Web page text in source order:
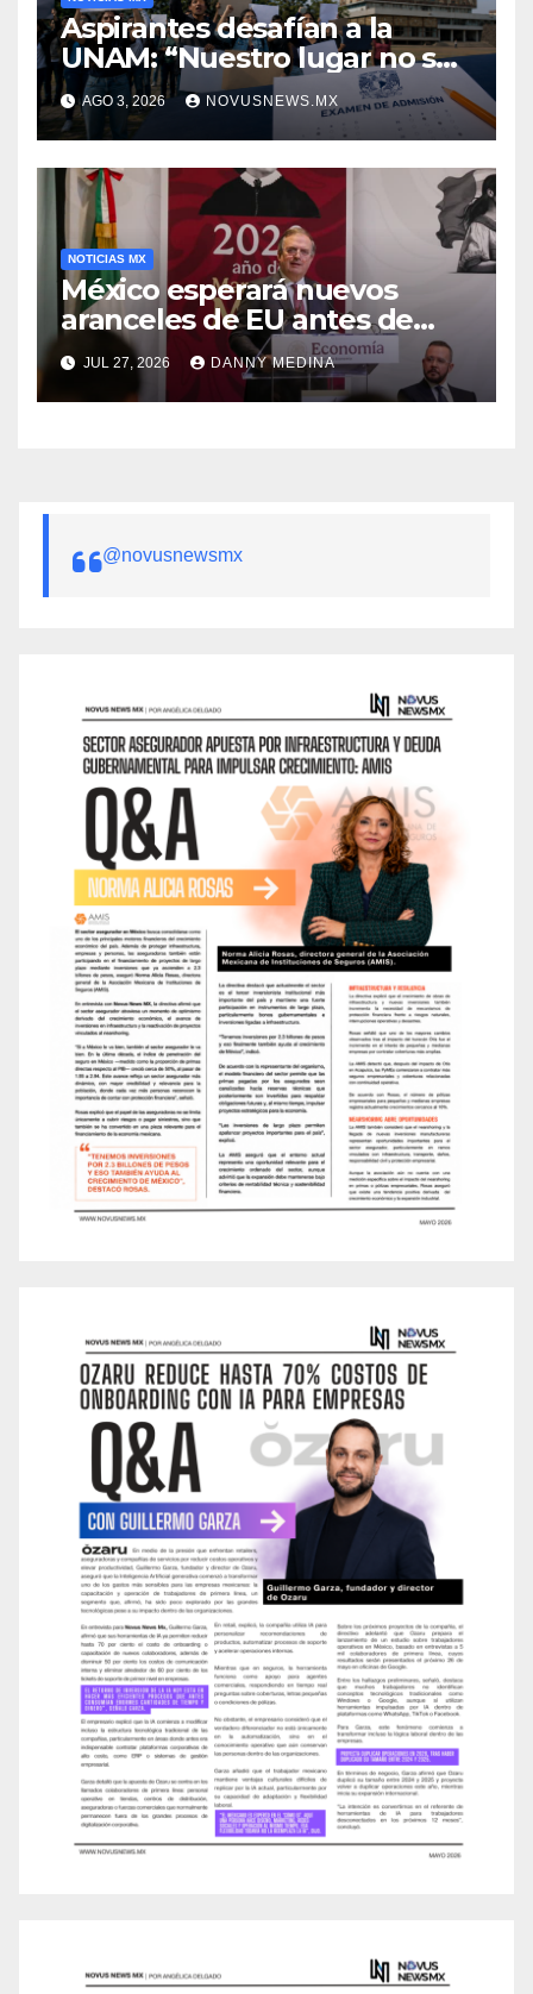
Aspirantes desafían a la
UNAM: “Nuestro lugar no se
negocia”
AGO 3, 2026 NOVUSNEWS.MX
NOTICIAS MX
México esperará nuevos
aranceles de EU antes de
volver a negociar el T-MEC:
Ebrard
JUL 27, 2026 DANNY MEDINA
@novusnewsmx